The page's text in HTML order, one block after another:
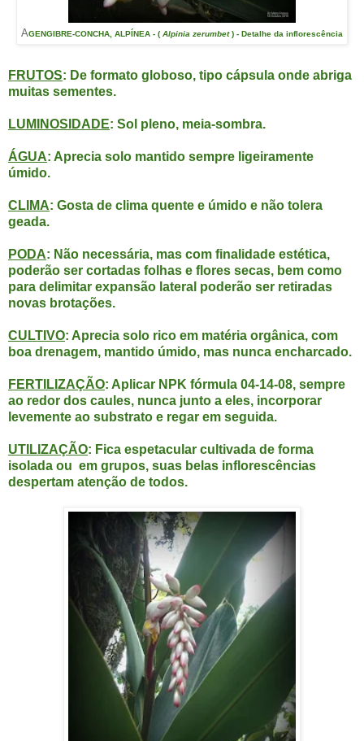
AGENGIBRE-CONCHA, ALPÍNEA - ( Alpinia zerumbet) - Detalhe da inflorescência
FRUTOS: De formato globoso, tipo cápsula onde abriga
muitas sementes.
LUMINOSIDADE: Sol pleno, meia-sombra.
ÁGUA: Aprecia solo mantido sempre ligeiramente
úmido.
CLIMA: Gosta de clima quente e úmido e não tolera
geada.
PODA: Não necessária, mas com finalidade estética,
poderão ser cortadas folhas e flores secas, bem como
para delimitar expansão lateral poderão ser retiradas
novas brotações.
CULTIVO: Aprecia solo rico em matéria orgânica, com
boa drenagem, mantido úmido, mas nunca encharcado.
FERTILIZAÇÃO: Aplicar NPK fórmula 04-14-08, sempre
ao redor dos caules, nunca junto a eles, incorporar
levemente ao substrato e regar em seguida.
UTILIZAÇÃO: Fica espetacular cultivada de forma
isolada ou em grupos, suas belas inflorescências
despertam atenção de todos.